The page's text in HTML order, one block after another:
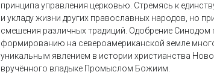
принципа управления церковью. Стремясь к
и укладу жизни других православных народов, но
смешения различных традиций. Одобрение
формированию на североамериканской земле
уникальным явлением в истории христианства
вручённого владыке Промыслом Божиим.